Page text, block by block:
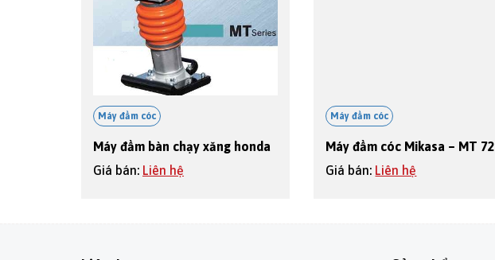
Máy đầm cóc
Máy đầm bàn chạy xăng honda
Giá bán: Liên hệ
Máy đầm cóc
Máy đầm cóc Mikasa – MT 72
Giá bán: Liên hệ